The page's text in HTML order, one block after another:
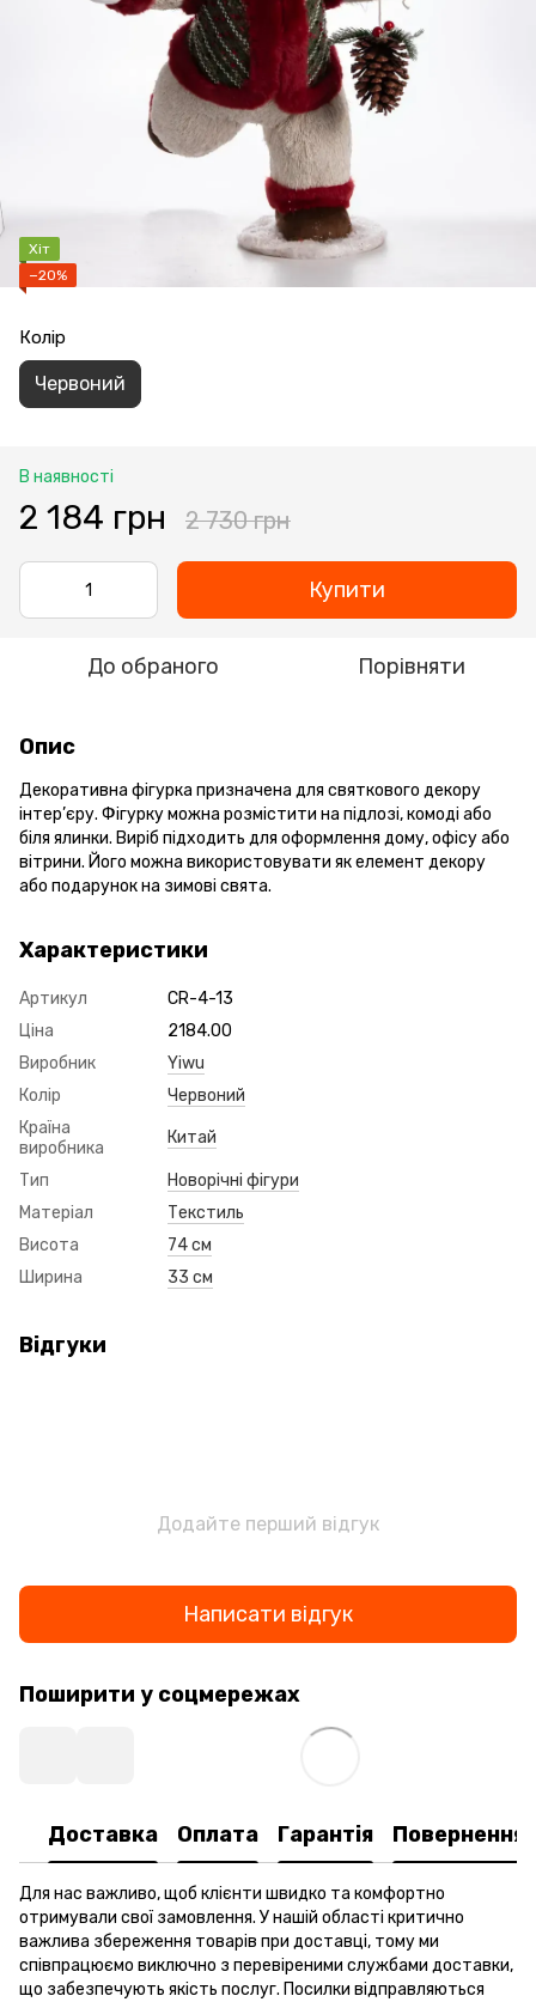
Хіт
−20%
Колір
Червоний
В наявності
2 184 грн 2 730 грн
Купити
До обраного Порівняти
Опис
Декоративна фігурка призначена для святкового декору
інтер’єру. Фігурку можна розмістити на підлозі, комоді або
біля ялинки. Виріб підходить для оформлення дому, офісу або
вітрини. Його можна використовувати як елемент декору
або подарунок на зимові свята.
Характеристики
Артикул
CR-4-13
Ціна
2184.00
Виробник
Yiwu
Колір
Червоний
Країна
виробника
Китай
Тип
Новорічні фігури
Матеріал
Текстиль
Висота
74 см
Ширина
33 см
Відгуки
Додайте перший відгук
Написати відгук
Поширити у соцмережах
Доставка Оплата Гарантія Повернення
Для нас важливо, щоб клієнти швидко та комфортно
отримували свої замовлення. У нашій області критично
важлива збереження товарів при доставці, тому ми
співпрацюємо виключно з перевіреними службами доставки,
що забезпечують якість послуг. Посилки відправляються